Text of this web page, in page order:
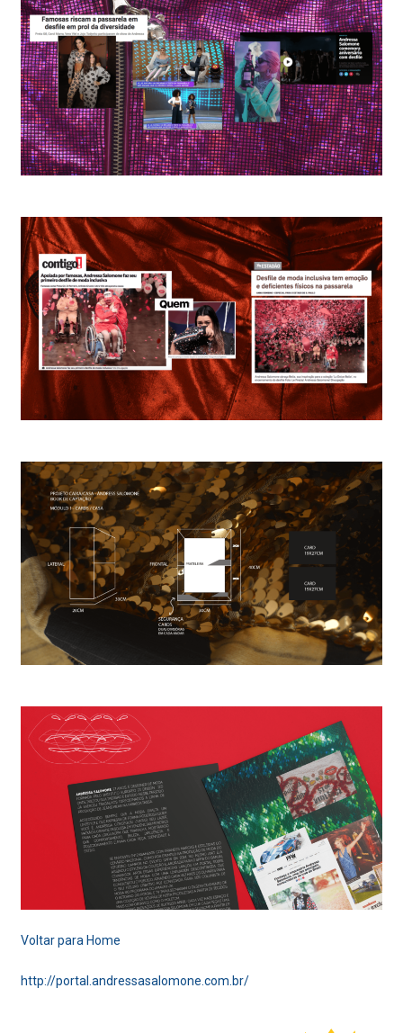
Voltar para Home
http://portal.andressasalomone.com.br/